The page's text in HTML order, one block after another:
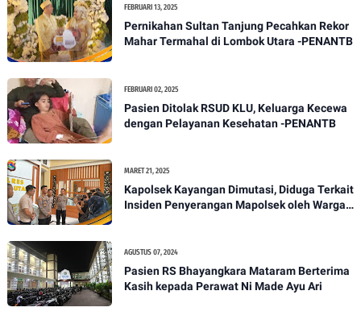
FEBRUARI 13, 2025
Pernikahan Sultan Tanjung Pecahkan Rekor
Mahar Termahal di Lombok Utara -PENANTB
FEBRUARI 02, 2025
Pasien Ditolak RSUD KLU, Keluarga Kecewa
dengan Pelayanan Kesehatan -PENANTB
MARET 21, 2025
Kapolsek Kayangan Dimutasi, Diduga Terkait
Insiden Penyerangan Mapolsek oleh Warga -
AGUSTUS 07, 2024
Pasien RS Bhayangkara Mataram Berterima
Kasih kepada Perawat Ni Made Ayu Ari